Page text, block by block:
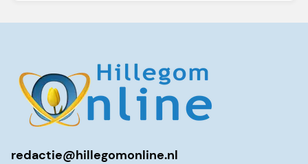
redactie@hillegomonline.nl